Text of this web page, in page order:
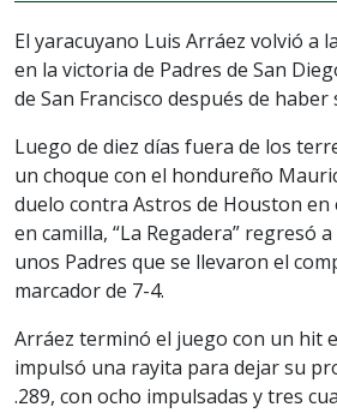
El yaracuyano Luis Arráez volvió a
en la victoria de Padres de San
de San Francisco después de
Luego de diez días fuera de los
un choque con el hondureño
duelo contra Astros de Houston en
en camilla, “La Regadera” regresó
unos Padres que se llevaron el
marcador de 7-4.
Arráez terminó el juego con un hit
impulsó una rayita para dejar su
.289, con ocho impulsadas y tres